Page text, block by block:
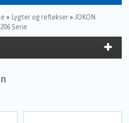
» Lygter og reflekser » JOKON
Serie